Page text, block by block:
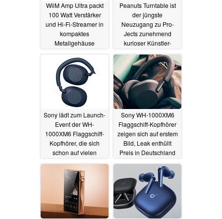
WiiM Amp Ultra packt
100 Watt Verstärker
und Hi-Fi-Streamer in
kompaktes
Metallgehäuse
Peanuts Turntable ist
der jüngste
Neuzugang zu Pro-
Jects zunehmend
kurioser Künstler-
12.05.2025
Sony lädt zum Launch-
Event der WH-
1000XM6 Flaggschiff-
Kopfhörer, die sich
schon auf vielen
09.05.2025
Sony WH-1000XM6
Flaggschiff-Kopfhörer
zeigen sich auf erstem
Bild, Leak enthüllt
Preis in Deutschland
07.05.2025